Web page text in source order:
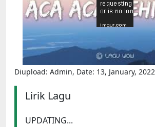
Diupload: Admin, Date: 13, January, 2022
Lirik Lagu
UPDATING...